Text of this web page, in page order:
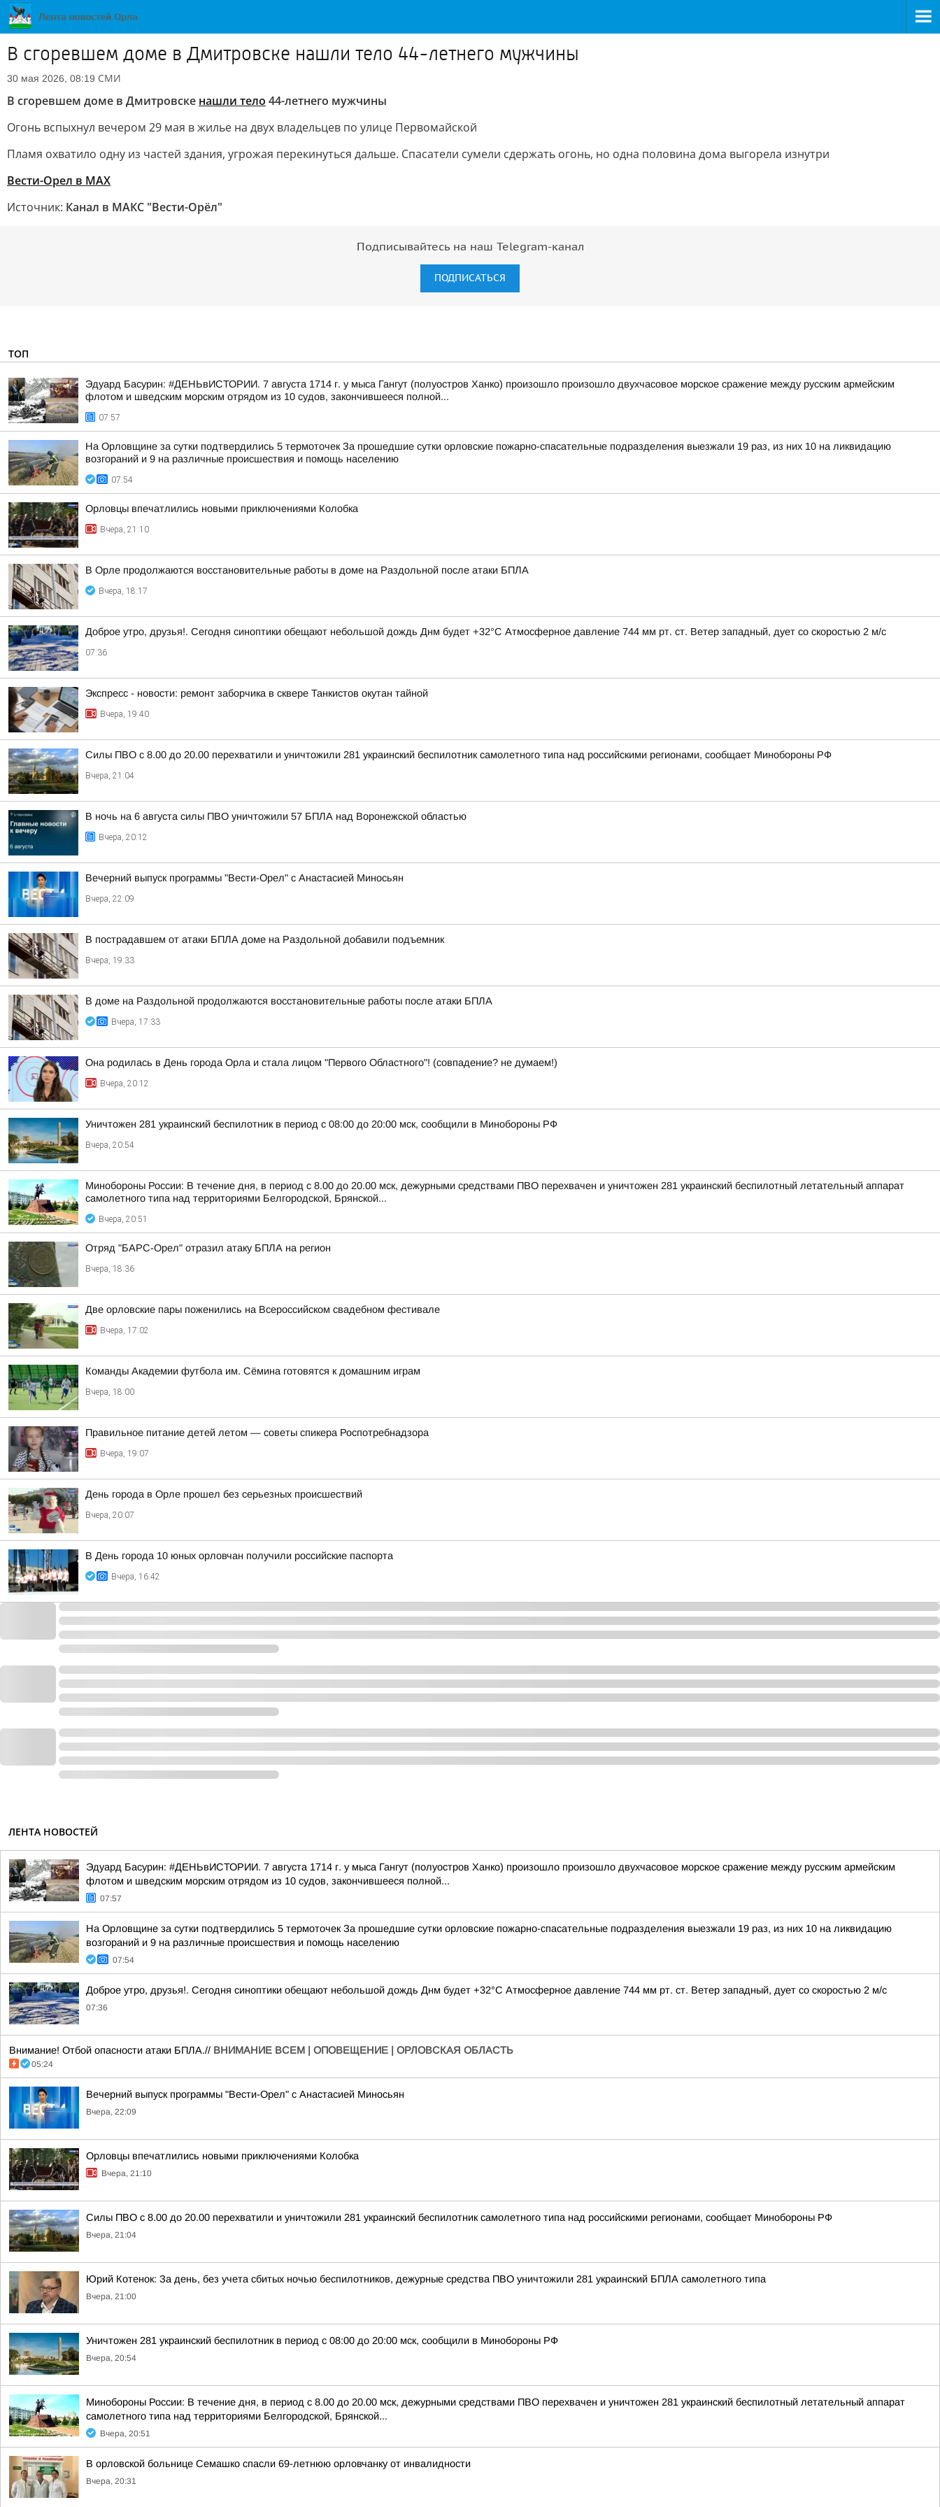
В сгоревшем доме в Дмитровске нашли тело 44-летнего мужчины
30 мая 2026, 08:19 СМИ
В сгоревшем доме в Дмитровске нашли тело 44-летнего мужчины
Огонь вспыхнул вечером 29 мая в жилье на двух владельцев по улице Первомайской
Пламя охватило одну из частей здания, угрожая перекинуться дальше. Спасатели сумели сдержать огонь, но одна половина дома выгорела изнутри
Вести-Орел в МАХ
Источник: Канал в МАКС "Вести-Орёл"
Подписывайтесь на наш Telegram-канал
ПОДПИСАТЬСЯ
ТОП
Эдуард Басурин: #ДЕНЬвИСТОРИИ. 7 августа 1714 г. у мыса Гангут (полуостров Ханко) произошло произошло двухчасовое морское сражение между русским армейским
флотом и шведским морским отрядом из 10 судов, закончившееся полной...
07:57
На Орловщине за сутки подтвердились 5 термоточек За прошедшие сутки орловские пожарно-спасательные подразделения выезжали 19 раз, из них 10 на ликвидацию
возгораний и 9 на различные происшествия и помощь населению
07:54
Орловцы впечатлились новыми приключениями Колобка
Вчера, 21:10
В Орле продолжаются восстановительные работы в доме на Раздольной после атаки БПЛА
Вчера, 18:17
Доброе утро, друзья!. Сегодня синоптики обещают небольшой дождь Днм будет +32°С Атмосферное давление 744 мм рт. ст. Ветер западный, дует со скоростью 2 м/с
07:36
Экспресс - новости: ремонт заборчика в сквере Танкистов окутан тайной
Вчера, 19:40
Силы ПВО с 8.00 до 20.00 перехватили и уничтожили 281 украинский беспилотник самолетного типа над российскими регионами, сообщает Минобороны РФ
Вчера, 21:04
В ночь на 6 августа силы ПВО уничтожили 57 БПЛА над Воронежской областью
Вчера, 20:12
Вечерний выпуск программы "Вести-Орел" с Анастасией Миносьян
Вчера, 22:09
В пострадавшем от атаки БПЛА доме на Раздольной добавили подъемник
Вчера, 19:33
В доме на Раздольной продолжаются восстановительные работы после атаки БПЛА
Вчера, 17:33
Она родилась в День города Орла и стала лицом "Первого Областного"! (совпадение? не думаем!)
Вчера, 20:12
Уничтожен 281 украинский беспилотник в период с 08:00 до 20:00 мск, сообщили в Минобороны РФ
Вчера, 20:54
Минобороны России: В течение дня, в период с 8.00 до 20.00 мск, дежурными средствами ПВО перехвачен и уничтожен 281 украинский беспилотный летательный аппарат
самолетного типа над территориями Белгородской, Брянской...
Вчера, 20:51
Отряд "БАРС-Орел" отразил атаку БПЛА на регион
Вчера, 18:36
Две орловские пары поженились на Всероссийском свадебном фестивале
Вчера, 17:02
Команды Академии футбола им. Сёмина готовятся к домашним играм
Вчера, 18:00
Правильное питание детей летом — советы спикера Роспотребнадзора
Вчера, 19:07
День города в Орле прошел без серьезных происшествий
Вчера, 20:07
В День города 10 юных орловчан получили российские паспорта
Вчера, 16:42
ЛЕНТА НОВОСТЕЙ
Эдуард Басурин: #ДЕНЬвИСТОРИИ. 7 августа 1714 г. у мыса Гангут (полуостров Ханко) произошло произошло двухчасовое морское сражение между русским армейским
флотом и шведским морским отрядом из 10 судов, закончившееся полной...
07:57
На Орловщине за сутки подтвердились 5 термоточек За прошедшие сутки орловские пожарно-спасательные подразделения выезжали 19 раз, из них 10 на ликвидацию
возгораний и 9 на различные происшествия и помощь населению
07:54
Доброе утро, друзья!. Сегодня синоптики обещают небольшой дождь Днм будет +32°С Атмосферное давление 744 мм рт. ст. Ветер западный, дует со скоростью 2 м/с
07:36
Внимание! Отбой опасности атаки БПЛА.// ВНИМАНИЕ ВСЕМ | ОПОВЕЩЕНИЕ | ОРЛОВСКАЯ ОБЛАСТЬ
05:24
Вечерний выпуск программы "Вести-Орел" с Анастасией Миносьян
Вчера, 22:09
Орловцы впечатлились новыми приключениями Колобка
Вчера, 21:10
Силы ПВО с 8.00 до 20.00 перехватили и уничтожили 281 украинский беспилотник самолетного типа над российскими регионами, сообщает Минобороны РФ
Вчера, 21:04
Юрий Котенок: За день, без учета сбитых ночью беспилотников, дежурные средства ПВО уничтожили 281 украинский БПЛА самолетного типа
Вчера, 21:00
Уничтожен 281 украинский беспилотник в период с 08:00 до 20:00 мск, сообщили в Минобороны РФ
Вчера, 20:54
Минобороны России: В течение дня, в период с 8.00 до 20.00 мск, дежурными средствами ПВО перехвачен и уничтожен 281 украинский беспилотный летательный аппарат
самолетного типа над территориями Белгородской, Брянской...
Вчера, 20:51
В орловской больнице Семашко спасли 69-летнюю орловчанку от инвалидности
Вчера, 20:31